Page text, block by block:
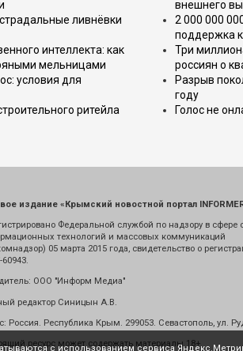
ливнёвки
интеллекта: как
мельницами
условия для
ритейла
внешнего
2 000 000
поддержка
Три
россиян о
Разрыв
году
Голос не
издание «Крымский новостной портал
Федеральной службой по надзору в сфере
технологий и массовых коммуникаций
05 марта 2015 года, свидетельство о
ООО "Информ Медиа"
редактор Синицын А.В.
Россия. Республика Крым. 299053. Севастополь, ул.
ресурс может содержать материалы 18+
с использованием сервиса